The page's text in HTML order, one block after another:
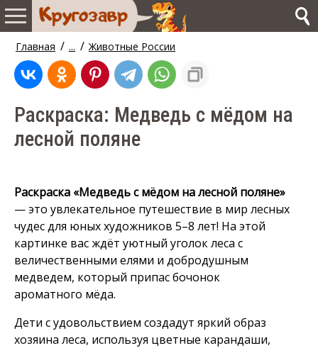
Главная / ... / Животные России
Раскраска: Медведь с мёдом на
лесной поляне
Раскраска «Медведь с мёдом на лесной поляне»
— это увлекательное путешествие в мир лесных
чудес для юных художников 5–8 лет! На этой
картинке вас ждёт уютный уголок леса с
величественными елями и добродушным
медведем, который припас бочонок
ароматного мёда.
Дети с удовольствием создадут яркий образ
хозяина леса, используя цветные карандаши,